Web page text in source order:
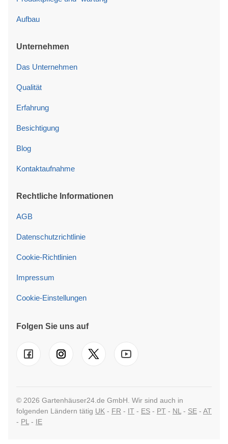
Aufbau
Unternehmen
Das Unternehmen
Qualität
Erfahrung
Besichtigung
Blog
Kontaktaufnahme
Rechtliche Informationen
AGB
Datenschutzrichtlinie
Cookie-Richtlinien
Impressum
Cookie-Einstellungen
Folgen Sie uns auf
© 2026 Gartenhäuser24.de GmbH. Wir sind auch in
folgenden Ländern tätig UK - FR - IT - ES - PT - NL- SE - AT
- PL- IE